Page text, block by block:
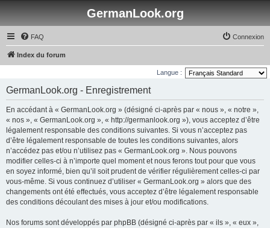
GermanLook.org
FAQ Connexion
Index du forum
Langue :
GermanLook.org - Enregistrement
En accédant à « GermanLook.org » (désigné ci-après par « nous », « notre »,
« nos », « GermanLook.org », « http://germanlook.org »), vous acceptez d’être
légalement responsable des conditions suivantes. Si vous n’acceptez pas
d’être légalement responsable de toutes les conditions suivantes, alors
n’accédez pas et/ou n’utilisez pas « GermanLook.org ». Nous pouvons
modifier celles-ci à n’importe quel moment et nous ferons tout pour que vous
en soyez informé, bien qu’il soit prudent de vérifier régulièrement celles-ci par
vous-même. Si vous continuez d’utiliser « GermanLook.org » alors que des
changements ont été effectués, vous acceptez d’être légalement responsable
des conditions découlant des mises à jour et/ou modifications.
Nos forums sont développés par phpBB (désigné ci-après par « ils », « eux »,